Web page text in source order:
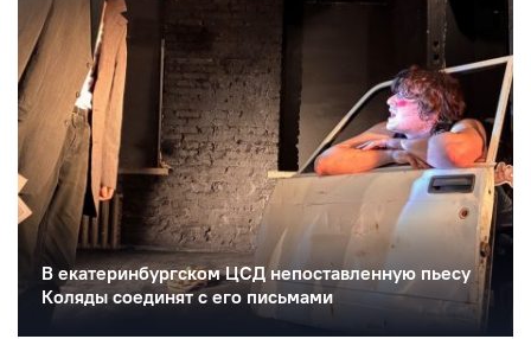
В екатеринбургском ЦСД непоставленную пьесу
Коляды соединят с его письмами